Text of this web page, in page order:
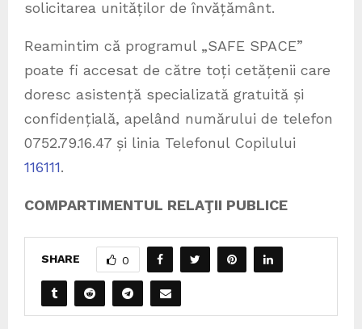
solicitarea unităților de învățământ.
Reamintim că programul „SAFE SPACE”
poate fi accesat de către toți cetățenii care
doresc asistență specializată gratuită și
confidențială, apelând numărului de telefon
0752.79.16.47 și linia Telefonul Copilului
116111.
COMPARTIMENTUL RELAŢII PUBLICE
SHARE 0